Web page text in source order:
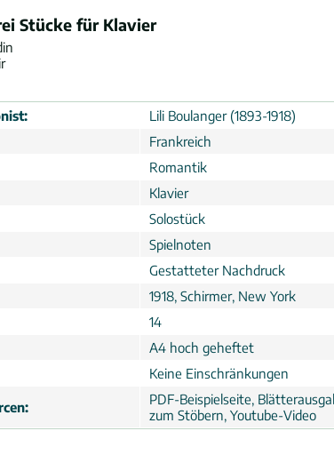
Stücke für Klavier
Lili Boulanger (1893-1918)
Frankreich
Romantik
Klavier
Solostück
Spielnoten
Gestatteter Nachdruck
1918, Schirmer, New York
14
A4 hoch geheftet
Keine Einschränkungen
PDF-Beispielseite,
zum Stöbern, Youtube-Video